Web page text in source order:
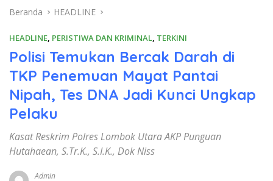
Beranda HEADLINE
HEADLINE, PERISTIWA DAN KRIMINAL, TERKINI
Polisi Temukan Bercak Darah di
TKP Penemuan Mayat Pantai
Nipah, Tes DNA Jadi Kunci Ungkap
Pelaku
Kasat Reskrim Polres Lombok Utara AKP Punguan
Hutahaean, S.Tr.K., S.I.K., Dok Niss
Admin